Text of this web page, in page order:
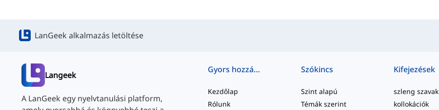
LanGeek alkalmazás letöltése
Langeek
A LanGeek egy nyelvtanulási platform,
Gyors hozzáférés
Kezdőlap
Rólunk
Szókincs
Szint alapú
Témák szerint
Kifejezések
szleng szavak
kollokációk